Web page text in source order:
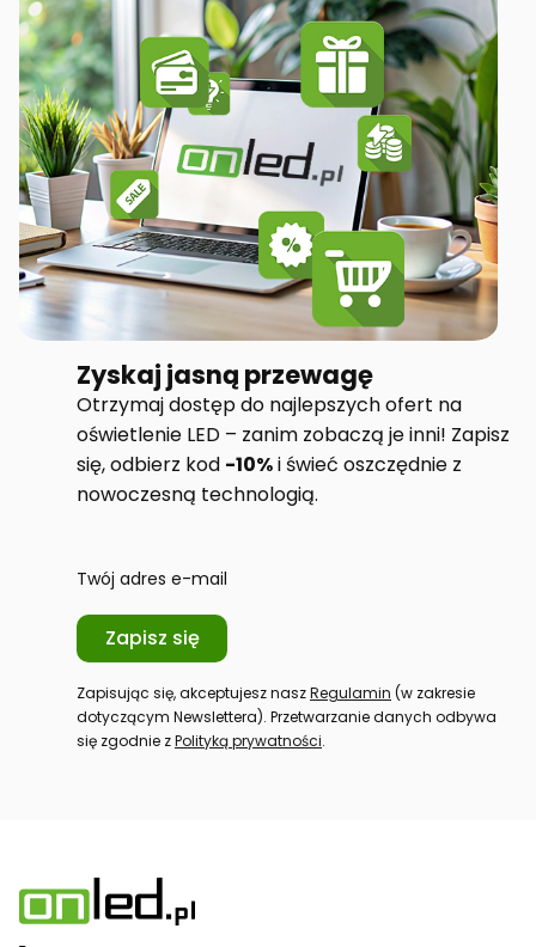
Zyskaj jasną przewagę
Otrzymaj dostęp do najlepszych ofert na
oświetlenie LED – zanim zobaczą je inni! Zapisz
się, odbierz kod -10%i świeć oszczędnie z
nowoczesną technologią.
Twój adres e-mail
Zapisz się
Zapisując się, akceptujesz naszRegulamin (w zakresie
dotyczącym Newslettera). Przetwarzanie danych odbywa
się zgodnie zPolityką prywatności.